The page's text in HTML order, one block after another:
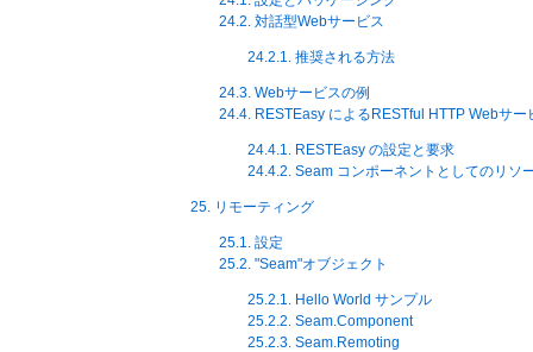
24.2. 対話型Webサービス
24.2.1. 推奨される方法
24.3. Webサービスの例
24.4. RESTEasy によるRESTful HTTP Webサー
24.4.1. RESTEasy の設定と要求
24.4.2. Seam コンポーネントとしてのリソ
25. リモーティング
25.1. 設定
25.2. "Seam"オブジェクト
25.2.1. Hello World サンプル
25.2.2. Seam.Component
25.2.3. Seam.Remoting